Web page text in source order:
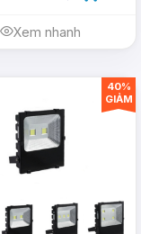
Xem nhanh
40%
GIẢM